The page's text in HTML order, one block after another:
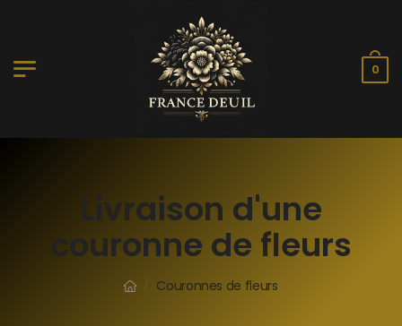
0
Livraison d'une
couronne de fleurs
/ Couronnes de fleurs